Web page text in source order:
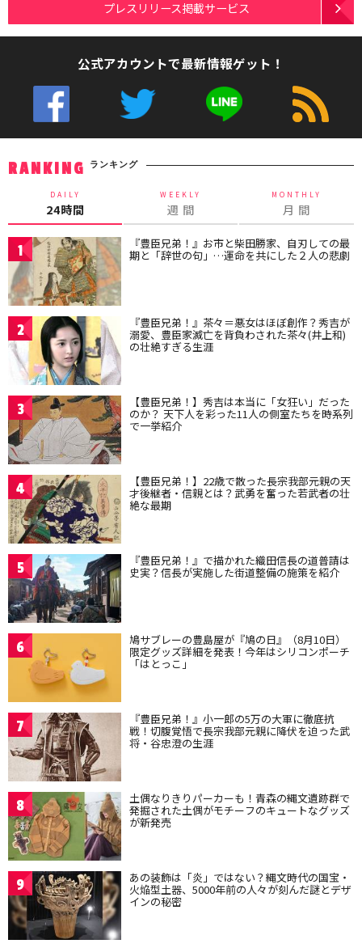
プレスリリース掲載サービス
公式アカウントで最新情報ゲット！
RANKING ランキング
DAILY
24時間
WEEKLY
週 間
MONTHLY
月 間
1 『豊臣兄弟！』お市と柴田勝家、自刃しての最
期と「辞世の句」…運命を共にした２人の悲劇
2 『豊臣兄弟！』茶々＝悪女はほぼ創作？秀吉が
溺愛、豊臣家滅亡を背負わされた茶々(井上和)
の壮絶すぎる生涯
3 【豊臣兄弟！】秀吉は本当に「女狂い」だった
のか？ 天下人を彩った11人の側室たちを時系列
で一挙紹介
4 【豊臣兄弟！】22歳で散った長宗我部元親の天
才後継者・信親とは？武勇を奮った若武者の壮
絶な最期
5 『豊臣兄弟！』で描かれた織田信長の道普請は
史実？信長が実施した街道整備の施策を紹介
6 鳩サブレーの豊島屋が『鳩の日』（8月10日）
限定グッズ詳細を発表！今年はシリコンポーチ
「はとっこ」
7 『豊臣兄弟！』小一郎の5万の大軍に徹底抗
戦！切腹覚悟で長宗我部元親に降伏を迫った武
将・谷忠澄の生涯
8 土偶なりきりパーカーも！青森の縄文遺跡群で
発掘された土偶がモチーフのキュートなグッズ
が新発売
9 あの装飾は「炎」ではない？縄文時代の国宝・
火焔型土器、5000年前の人々が刻んだ謎とデザ
インの秘密